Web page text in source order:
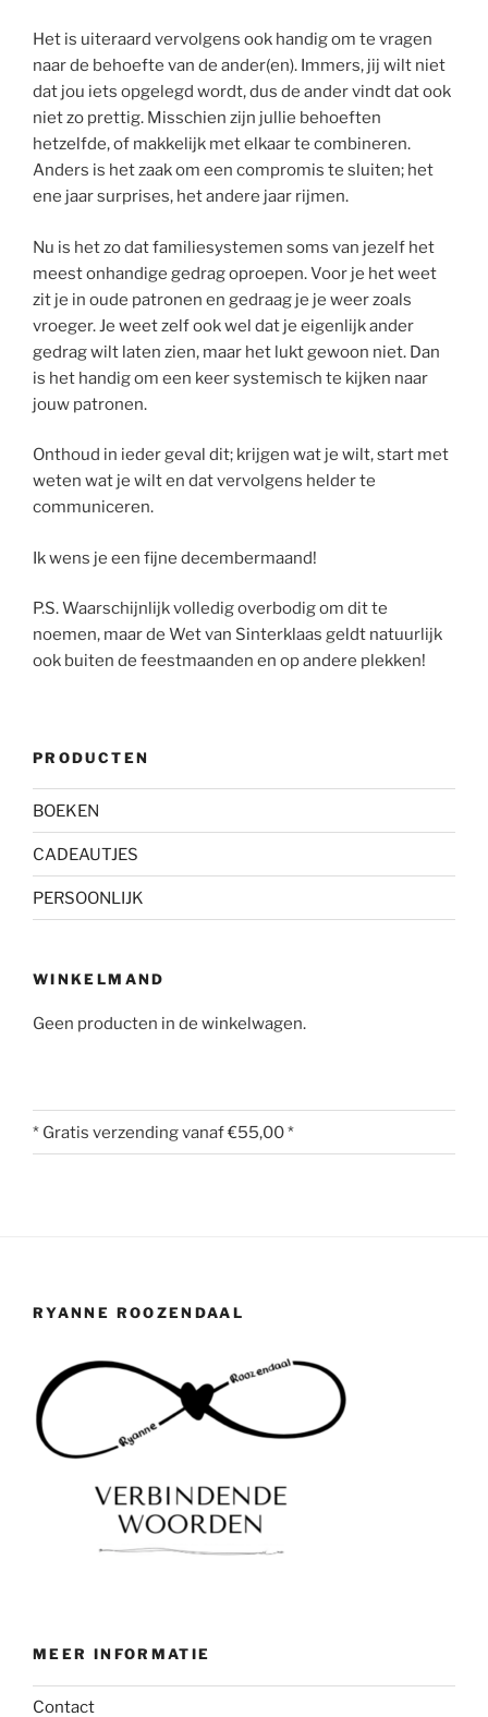
Het is uiteraard vervolgens ook handig om te vragen
naar de behoefte van de ander(en). Immers, jij wilt niet
dat jou iets opgelegd wordt, dus de ander vindt dat ook
niet zo prettig. Misschien zijn jullie behoeften
hetzelfde, of makkelijk met elkaar te combineren.
Anders is het zaak om een compromis te sluiten; het
ene jaar surprises, het andere jaar rijmen.
Nu is het zo dat familiesystemen soms van jezelf het
meest onhandige gedrag oproepen. Voor je het weet
zit je in oude patronen en gedraag je je weer zoals
vroeger. Je weet zelf ook wel dat je eigenlijk ander
gedrag wilt laten zien, maar het lukt gewoon niet. Dan
is het handig om een keer systemisch te kijken naar
jouw patronen.
Onthoud in ieder geval dit; krijgen wat je wilt, start met
weten wat je wilt en dat vervolgens helder te
communiceren.
Ik wens je een fijne decembermaand!
P.S. Waarschijnlijk volledig overbodig om dit te
noemen, maar de Wet van Sinterklaas geldt natuurlijk
ook buiten de feestmaanden en op andere plekken!
PRODUCTEN
BOEKEN
CADEAUTJES
PERSOONLIJK
WINKELMAND
Geen producten in de winkelwagen.
* Gratis verzending vanaf €55,00 *
RYANNE ROOZENDAAL
MEER INFORMATIE
Contact